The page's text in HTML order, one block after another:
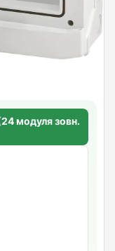
модуля зовн.